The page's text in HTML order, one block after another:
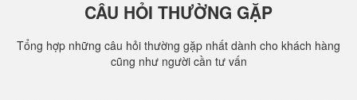
CÂU HỎI THƯỜNG GẶP
Tổng hợp những câu hỏi thường gặp nhất dành cho khách hàng
cũng như người cần tư vấn